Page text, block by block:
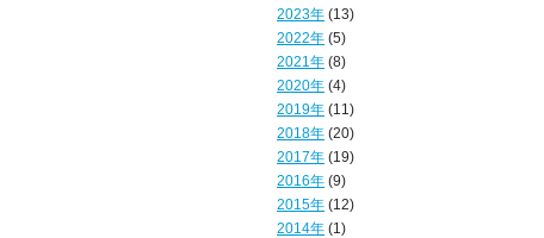
2023年 (13)
2022年 (5)
2021年 (8)
2020年 (4)
2019年 (11)
2018年 (20)
2017年 (19)
2016年 (9)
2015年 (12)
2014年 (1)